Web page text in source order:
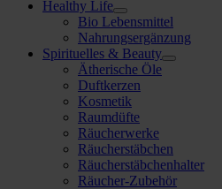
Healthy Life
Bio Lebensmittel
Nahrungsergänzung
Spirituelles & Beauty
Ätherische Öle
Duftkerzen
Kosmetik
Raumdüfte
Räucherwerke
Räucherstäbchen
Räucherstäbchenhalter
Räucher-Zubehör